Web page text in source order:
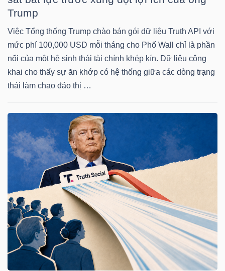
Trump
Việc Tổng thống Trump chào bán gói dữ liệu Truth API với
mức phí 100,000 USD mỗi tháng cho Phố Wall chỉ là phần
nổi của một hệ sinh thái tài chính khép kín. Dữ liệu công
khai cho thấy sự ăn khớp có hệ thống giữa các dòng trạng
thái làm chao đảo thị …
NGUYÊN
VẬT
LIỆU
CÔNG
NGHIỆP
TIÊU
DÙNG
KHÔNG